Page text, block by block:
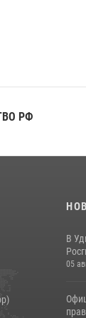
В
05